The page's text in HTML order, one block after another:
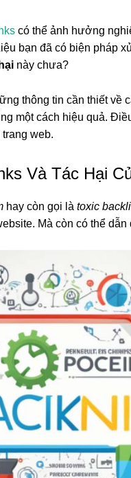
có thể ảnh hưởng
bạn đã có biện pháp
này chưa?
thông tin cần thiết về
một cách hiệu quả.
web.
Và Tác Hại
hay còn gọi là toxic
Mà còn có thể